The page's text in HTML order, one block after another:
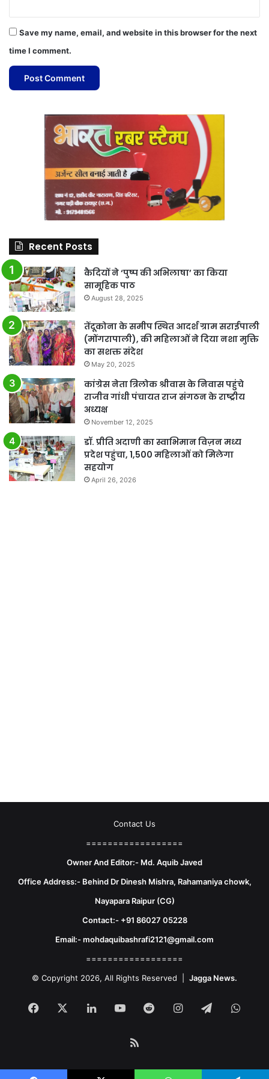
Save my name, email, and website in this browser for the next
time I comment.
Recent Posts
कैदियों ने ‘पुष्प की अभिलाषा’ का किया
सामूहिक पाठ
August 28, 2025
तेंदूकोना के समीप स्थित आदर्श ग्राम सराईपाली
(मोंगरापाली), की महिलाओं ने दिया नशा मुक्ति
का सशक्त संदेश
May 20, 2025
कांग्रेस नेता त्रिलोक श्रीवास के निवास पहुंचे
राजीव गांधी पंचायत राज संगठन के राष्ट्रीय
अध्यक्ष
November 12, 2025
डॉ. प्रीति अदाणी का स्वाभिमान विज़न मध्य
प्रदेश पहुंचा, 1,500 महिलाओं को मिलेगा
सहयोग
April 26, 2026
Contact Us
==================
Owner And Editor:- Md. Aquib Javed
Office Address:- Behind Dr Dinesh Mishra, Rahamaniya chowk,
Nayapara Raipur (CG)
Contact:- +91 86027 05228
Email:- mohdaquibashrafi2121@gmail.com
==================
© Copyright 2026, All Rights Reserved | Jagga News.
Facebook LinkedInYouTubeRedditInstagram
Telegram
RSS